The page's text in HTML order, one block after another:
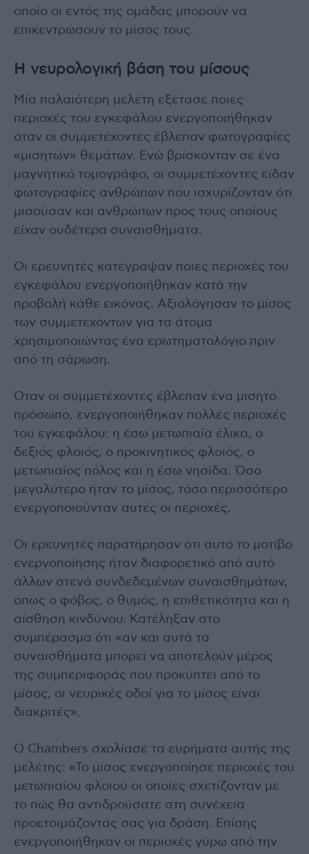
οποίο οι εντός της ομάδας μπορούν να
επικεντρώσουν το μίσος τους.
Η νευρολογική βάση του μίσους
Μία παλαιότερη μελέτη εξέτασε ποιες
περιοχές του εγκεφάλου ενεργοποιήθηκαν
όταν οι συμμετέχοντες έβλεπαν φωτογραφίες
«μισητών» θεμάτων. Ενώ βρίσκονταν σε ένα
μαγνητικό τομογράφο, οι συμμετέχοντες είδαν
φωτογραφίες ανθρώπων που ισχυρίζονταν ότι
μισούσαν και ανθρώπων προς τους οποίους
είχαν ουδέτερα συναισθήματα.
Οι ερευνητές κατέγραψαν ποιες περιοχές του
εγκεφάλου ενεργοποιήθηκαν κατά την
προβολή κάθε εικόνας. Αξιολόγησαν το μίσος
των συμμετεχόντων για τα άτομα
χρησιμοποιώντας ένα ερωτηματολόγιο πριν
από τη σάρωση.
Όταν οι συμμετέχοντες έβλεπαν ένα μισητό
πρόσωπο, ενεργοποιήθηκαν πολλές περιοχές
του εγκεφάλου: η έσω μετωπιαία έλικα, ο
δεξιός φλοιός, ο προκινητικός φλοιός, ο
μετωπιαίος πόλος και η έσω νησίδα. Όσο
μεγαλύτερο ήταν το μίσος, τόσο περισσότερο
ενεργοποιούνταν αυτές οι περιοχές.
Οι ερευνητές παρατήρησαν ότι αυτό το μοτίβο
ενεργοποίησης ήταν διαφορετικό από αυτό
άλλων στενά συνδεδεμένων συναισθημάτων,
όπως ο φόβος, ο θυμός, η επιθετικότητα και η
αίσθηση κινδύνου. Κατέληξαν στο
συμπέρασμα ότι «αν και αυτά τα
συναισθήματα μπορεί να αποτελούν μέρος
της συμπεριφοράς που προκύπτει από το
μίσος, οι νευρικές οδοί για το μίσος είναι
διακριτές».
Ο Chambers σχολίασε τα ευρήματα αυτής της
μελέτης: «Το μίσος ενεργοποίησε περιοχές του
μετωπιαίου φλοιού οι οποίες σχετίζονταν με
το πώς θα αντιδρούσατε στη συνέχεια
προετοιμάζοντάς σας για δράση. Επίσης
ενεργοποιήθηκαν οι περιοχές γύρω από την